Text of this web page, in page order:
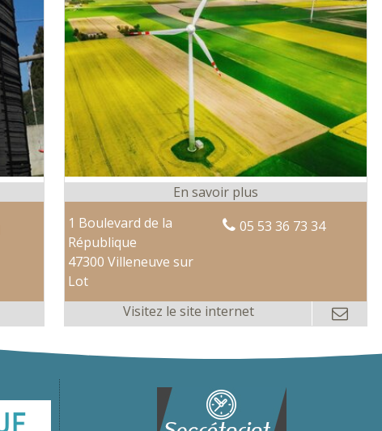
1 Boulevard de la
République
47300 Villeneuve sur
Lot
05 53 36 73 34